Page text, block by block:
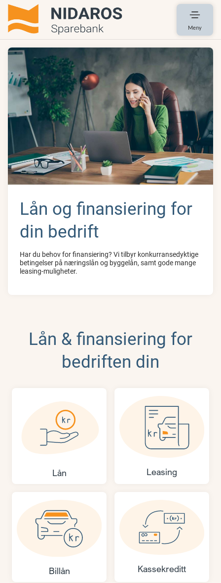
Meny
Lån og finansiering for
din bedrift
Har du behov for finansiering? Vi tilbyr konkurransedyktige
betingelser på næringslån og byggelån, samt gode mange
leasing-muligheter.
Lån & finansiering for
bedriften din
Lån Leasing
Billån Kassekreditt